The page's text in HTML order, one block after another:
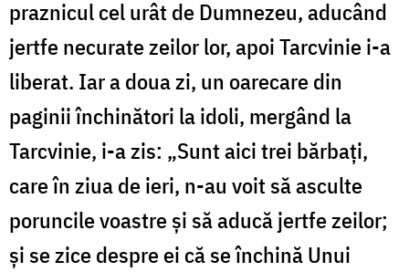
praznicul cel urât de Dumnezeu, aducând
jertfe necurate zeilor lor, apoi Tarcvinie i-a
liberat. Iar a doua zi, un oarecare din
paginii închinători la idoli, mergând la
Tarcvinie, i-a zis: „Sunt aici trei bărbați,
care în ziua de ieri, n-au voit să asculte
poruncile voastre și să aducă jertfe zeilor;
și se zice despre ei că se închină Unui